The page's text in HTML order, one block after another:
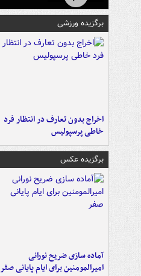
برگزیده ورزشی
اخراج بدون تعارف در انتظار فرد
خاطی پرسپولیس
برگزیده عکس
آماده سازی ضریح نورانی
امیرالمومنین برای ایام پایانی صفر